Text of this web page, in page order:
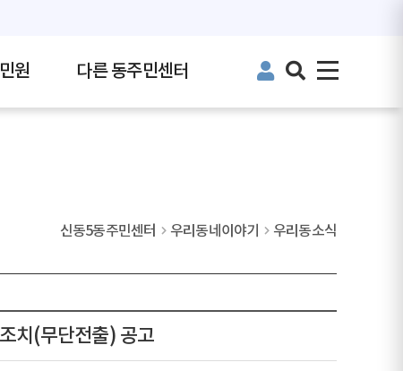
원 다른 동주민센터
신동5동주민센터 우리동네이야기 우리동소식
치(무단전출) 공고